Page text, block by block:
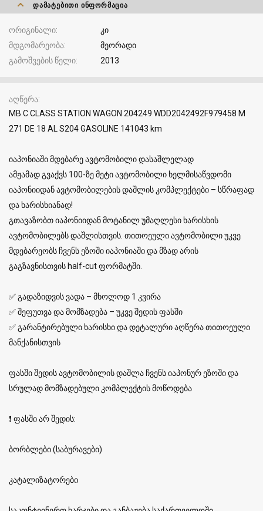
ᲓᲐᲛᲐᲢᲔᲑᲘᲗᲘ ᲘᲜᲤᲝᲠᲛᲐᲪᲘᲐ
ორიგინალი
კი
მდგომარეობა
მეორადი
გამოშვების წელი
2013
აღწერა
MB C CLASS STATION WAGON 204249 WDD2042492F979458 M
271 DE 18 AL S204 GASOLINE 141043 km
იაპონიაში მდებარე ავტომობილი დასაშლელად
ამჟამად გვაქვს 100-ზე მეტი ავტომობილი ხელმისაწვდომი
იაპონიიდან ავტომობილების დაშლის კომპლექტები – სწრაფად
და ხარისხიანად!
გთავაზობთ იაპონიიდან მოტანილ უმაღლესი ხარისხის
ავტომობილებს დაშლისთვის. თითოეული ავტომობილი უკვე
მდებარეობს ჩვენს ეზოში იაპონიაში და მზად არის
გაგზავნისთვის half-cut ფორმატში.
✅ გადაზიდვის ვადა – მხოლოდ 1 კვირა
✅ შეფუთვა და მომზადება – უკვე შედის ფასში
✅ გარანტირებული ხარისხი და დეტალური აღწერა თითოეული
მანქანისთვის
ფასში შედის ავტომობილის დაშლა ჩვენს იაპონურ ეზოში და
სრულად მომზადებული კომპლექტის მოწოდება
❗ ფასში არ შედის:
ბორბლები (საბურავები)
კატალიზატორები